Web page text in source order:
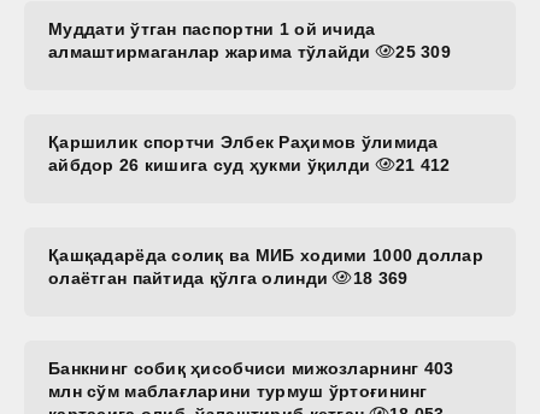
Муддати ўтган паспортни 1 ой ичида
алмаштирмаганлар жарима тўлайди
25 309
Қаршилик спортчи Элбек Раҳимов ўлимида
айбдор 26 кишига суд ҳукми ўқилди
21 412
Қашқадарёда солиқ ва МИБ ходими 1000 доллар
олаётган пайтида қўлга олинди
18 369
Банкнинг собиқ ҳисобчиси мижозларнинг 403
млн сўм маблағларини турмуш ўртоғининг